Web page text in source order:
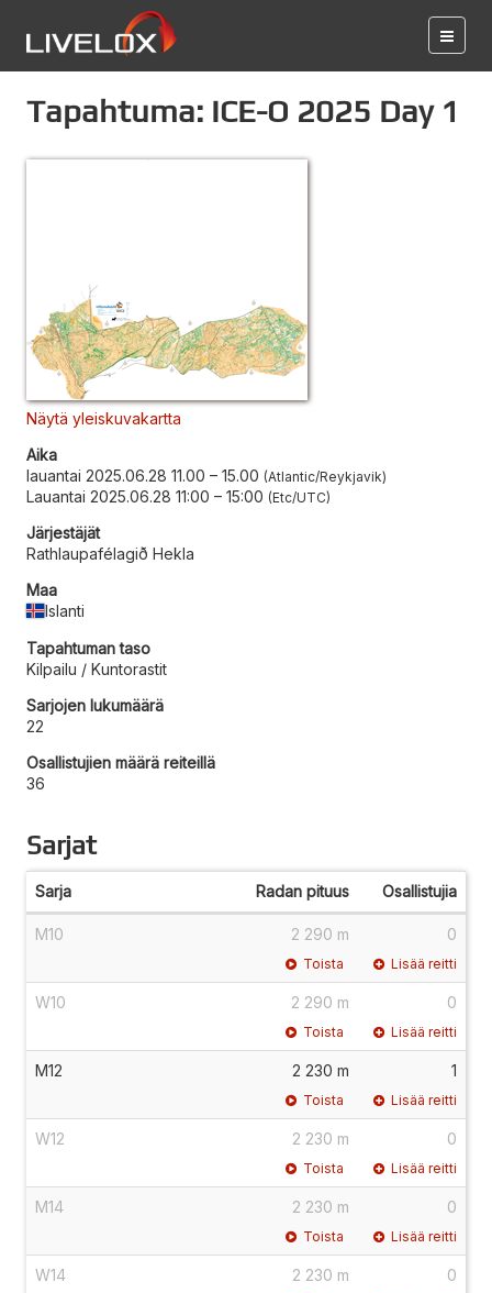
Tapahtuma: ICE-O 2025 Day 1
Näytä yleiskuvakartta
Aika
lauantai 2025.06.28 11.00 – 15.00 Atlantic/Reykjavik
Lauantai 2025.06.28 11:00 – 15:00 Etc/UTC
Järjestäjät
Rathlaupafélagið Hekla
Maa
Islanti
Tapahtuman taso
Kilpailu / Kuntorastit
Sarjojen lukumäärä
22
Osallistujien määrä reiteillä
36
Sarjat
Sarja Radan pituus Osallistujia
M10 2 290 m 0
Toista Lisää reitti
W10 2 290 m 0
Toista Lisää reitti
M12 2 230 m 1
Toista Lisää reitti
W12 2 230 m 0
Toista Lisää reitti
M14 2 230 m 0
Toista Lisää reitti
W14 2 230 m 0